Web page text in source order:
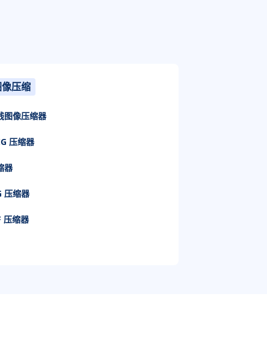
压缩
图像压缩器
压缩器
器
压缩器
压缩器